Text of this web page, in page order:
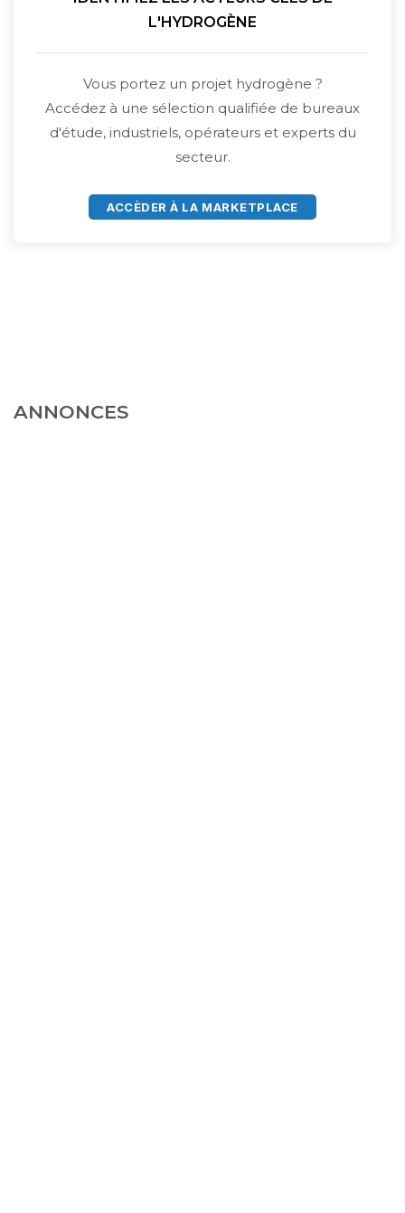
L'HYDROGÈNE
Vous portez un projet hydrogène ?
Accédez à une sélection qualifiée de bureaux
d'étude, industriels, opérateurs et experts du
secteur.
ACCÈDER À LA MARKETPLACE
ANNONCES